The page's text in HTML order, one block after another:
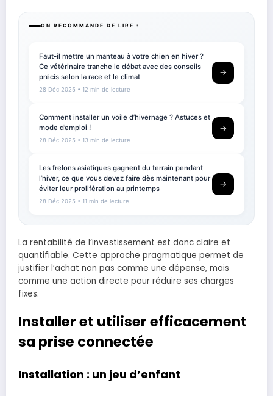
ON RECOMMANDE DE LIRE :
Faut-il mettre un manteau à votre chien en hiver ?
Ce vétérinaire tranche le débat avec des conseils
précis selon la race et le climat
28 Déc 2025 • 12 min de lecture
→
Comment installer un voile d’hivernage ? Astuces et
mode d’emploi !
28 Déc 2025 • 13 min de lecture
→
Les frelons asiatiques gagnent du terrain pendant
l’hiver, ce que vous devez faire dès maintenant pour
éviter leur prolifération au printemps
28 Déc 2025 • 11 min de lecture
→
La rentabilité de l’investissement est donc claire et
quantifiable. Cette approche pragmatique permet de
justifier l’achat non pas comme une dépense, mais
comme une action directe pour réduire ses charges
fixes.
Installer et utiliser efficacement
sa prise connectée
Installation : un jeu d’enfant